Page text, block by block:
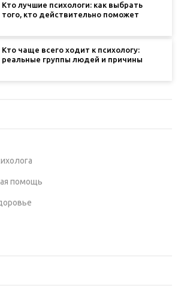
Кто лучшие психологи: как выбрать
того, кто действительно поможет
Кто чаще всего ходит к психологу:
реальные группы людей и причины
помощь